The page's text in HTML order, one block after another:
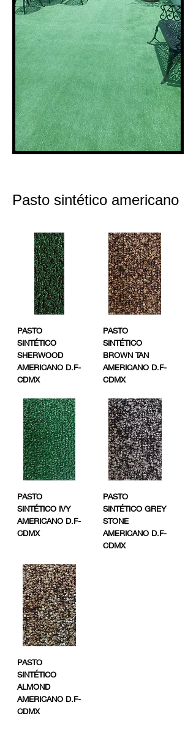
Pasto sintético americano
PASTO
SINTÉTICO
SHERWOOD
AMERICANO D.F-
CDMX
PASTO
SINTÉTICO
BROWN TAN
AMERICANO D.F-
CDMX
PASTO
SINTÉTICO IVY
AMERICANO D.F-
CDMX
PASTO
SINTÉTICO GREY
STONE
AMERICANO D.F-
CDMX
PASTO
SINTÉTICO
ALMOND
AMERICANO D.F-
CDMX